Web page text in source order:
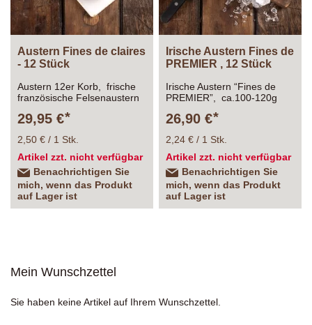
Austern Fines de claires
- 12 Stück
Austern 12er Korb, frische
französische Felsenaustern
Atlantik Küste ca.100-120g
Vorlaufzeit von mindestens
einen Tag !!! Eine Lieferung
morgen möglich.
29,95 €
2,50 € / 1 Stk.
Artikel zzt. nicht verfügbar
Benachrichtigen Sie
mich, wenn das Produkt
auf Lager ist
Irische Austern Fines de
PREMIER , 12 Stück
Irische Austern “Fines de
PREMIER”, ca.100-120g
Austern haben eine
einen Tag !!! Eine Lieferung
ist nicht von heute auf
26,90 €
2,24 € / 1 Stk.
Artikel zzt. nicht verfügbar
Benachrichtigen Sie
mich, wenn das Produkt
auf Lager ist
Mein Wunschzettel
Sie haben keine Artikel auf Ihrem Wunschzettel.